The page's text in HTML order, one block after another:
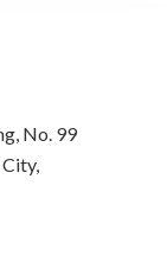
No. 99